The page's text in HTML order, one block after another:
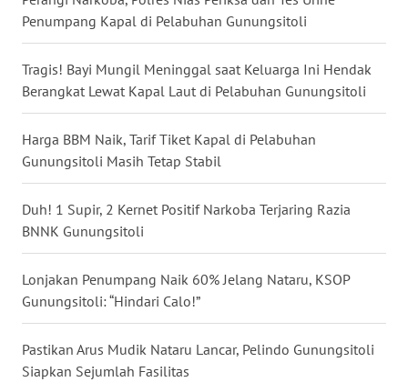
Penumpang Kapal di Pelabuhan Gunungsitoli
Tragis! Bayi Mungil Meninggal saat Keluarga Ini Hendak
Berangkat Lewat Kapal Laut di Pelabuhan Gunungsitoli
Harga BBM Naik, Tarif Tiket Kapal di Pelabuhan
Gunungsitoli Masih Tetap Stabil
Duh! 1 Supir, 2 Kernet Positif Narkoba Terjaring Razia
BNNK Gunungsitoli
Lonjakan Penumpang Naik 60% Jelang Nataru, KSOP
Gunungsitoli: “Hindari Calo!”
Pastikan Arus Mudik Nataru Lancar, Pelindo Gunungsitoli
Siapkan Sejumlah Fasilitas
BALI
KALBAR
KALTENG
KALTARA
KALSEL
WN
KALTIM